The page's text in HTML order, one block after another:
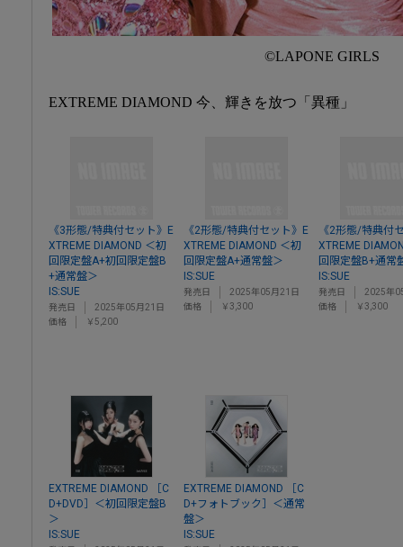
©LAPONE GIRLS
EXTREME DIAMOND 今、輝きを放つ「異種」
《3形態/特典付セット》E
XTREME DIAMOND ＜初
回限定盤A+初回限定盤B
+通常盤＞
IS:SUE
発売日
2025年05月21日
価格
￥5,200
《2形態/特典付セット》E
XTREME DIAMOND ＜初
回限定盤A+通常盤＞
IS:SUE
発売日
2025年05月21日
価格
￥3,300
《2形態/特典付
XTREME
回限定盤B+通常
IS:SUE
発売日
2025年
価格
￥3,300
EXTREME DIAMOND ［C
D+DVD］＜初回限定盤B
＞
IS:SUE
EXTREME DIAMOND ［C
D+フォトブック］＜通常
盤＞
IS:SUE